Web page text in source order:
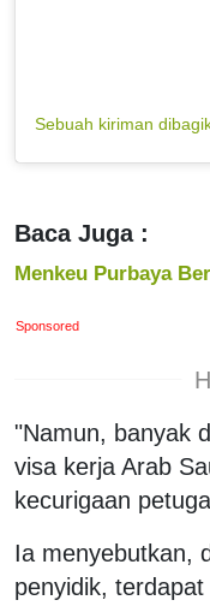
Baca Juga :
Menkeu Purbaya
Sponsored
"Namun, banyak
visa kerja Arab
kecurigaan
Ia menyebutkan,
penyidik,